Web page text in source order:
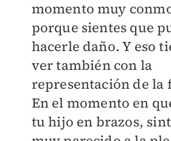
momento muy
porque sientes que
hacerle daño. Y eso
ver también con la
representación de la
En el momento en
tu hijo en brazos,